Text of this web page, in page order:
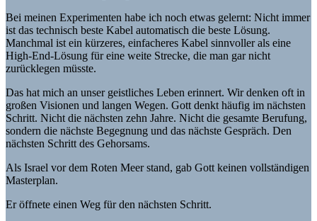
Bei meinen Experimenten habe ich noch etwas gelernt: Nicht immer
ist das technisch beste Kabel automatisch die beste Lösung.
Manchmal ist ein kürzeres, einfacheres Kabel sinnvoller als eine
High-End-Lösung für eine weite Strecke, die man gar nicht
zurücklegen müsste.
Das hat mich an unser geistliches Leben erinnert. Wir denken oft in
großen Visionen und langen Wegen. Gott denkt häufig im nächsten
Schritt. Nicht die nächsten zehn Jahre. Nicht die gesamte Berufung,
sondern die nächste Begegnung und das nächste Gespräch. Den
nächsten Schritt des Gehorsams.
Als Israel vor dem Roten Meer stand, gab Gott keinen vollständigen
Masterplan.
Er öffnete einen Weg für den nächsten Schritt.